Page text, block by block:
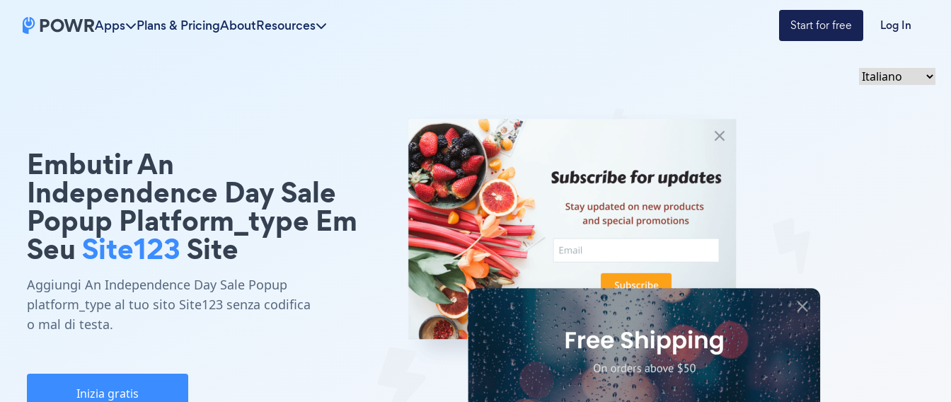
Apps Plans & PricingAboutResources Start for free Log In
Embutir An
Independence Day Sale
Popup Platform_type Em
Seu Site123 Site
Aggiungi An Independence Day Sale Popup
platform_type al tuo sito Site123 senza codifica
o mal di testa.
Inizia gratis